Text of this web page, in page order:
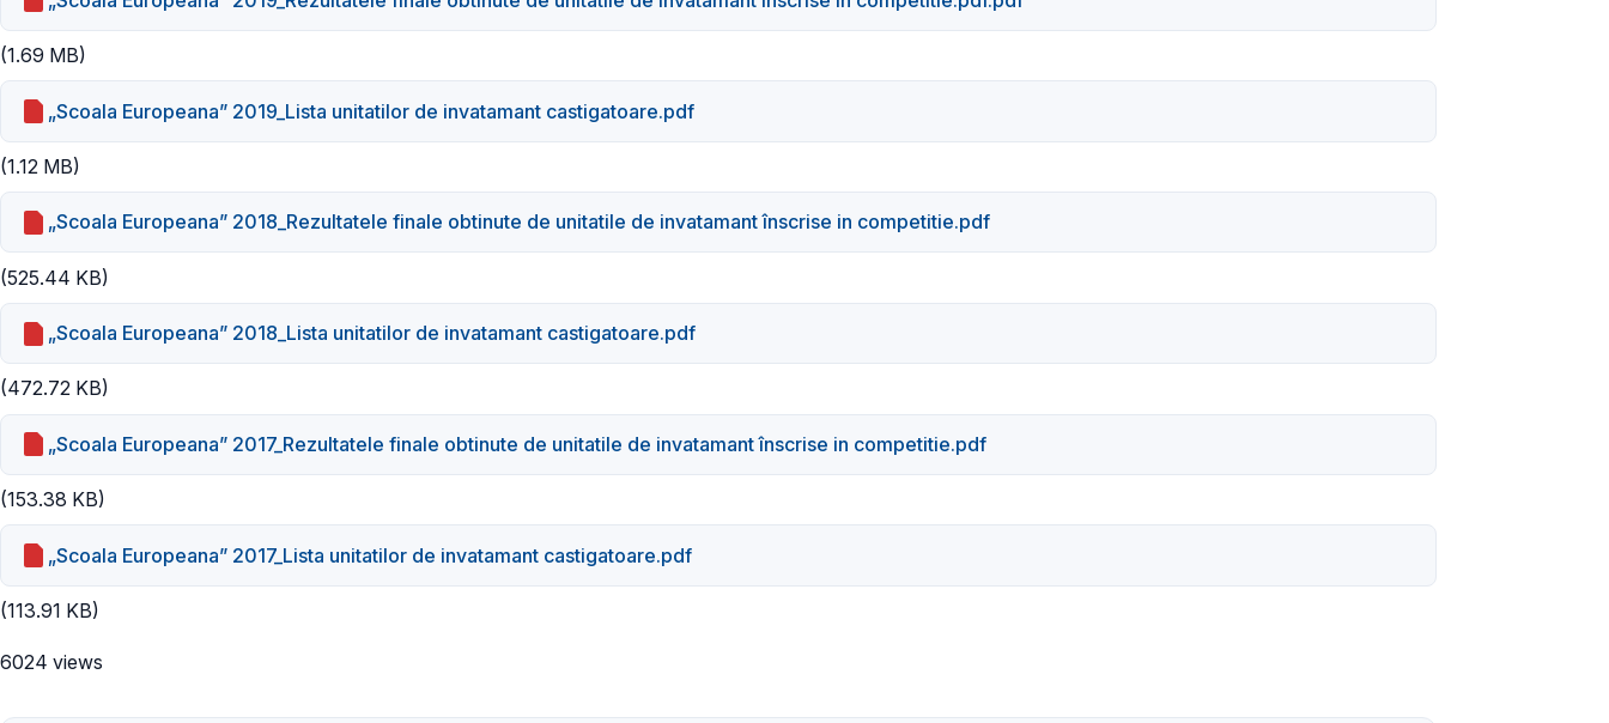
(1.69 MB)
„Scoala Europeana” 2019_Lista unitatilor de invatamant castigatoare.pdf
(1.12 MB)
„Scoala Europeana” 2018_Rezultatele finale obtinute de unitatile de invatamant înscrise in competitie.pdf
(525.44 KB)
„Scoala Europeana” 2018_Lista unitatilor de invatamant castigatoare.pdf
(472.72 KB)
„Scoala Europeana” 2017_Rezultatele finale obtinute de unitatile de invatamant înscrise in competitie.pdf
(153.38 KB)
„Scoala Europeana” 2017_Lista unitatilor de invatamant castigatoare.pdf
(113.91 KB)
6024 views